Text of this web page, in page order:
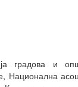
градова и
Национална